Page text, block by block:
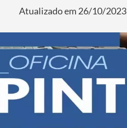
Atualizado em 26/10/2023